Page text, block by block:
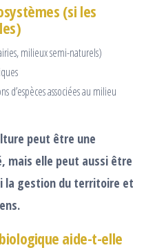
(si les
milieux semi-naturels)
d’espèces associées au milieu
peut être une
mais elle peut aussi être
la gestion du territoire et
aide-t-elle